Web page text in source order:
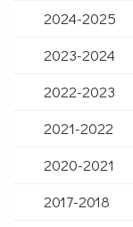
2024-2025
2023-2024
2022-2023
2021-2022
2020-2021
2017-2018